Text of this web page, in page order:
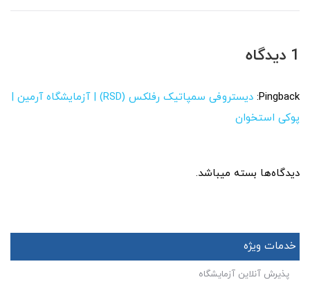
1 دیدگاه
Pingback:
دیستروفی سمپاتیک رفلکس (RSD) | آزمایشگاه آرمین |
پوکی استخوان
دیدگاه‌ها بسته میباشد.
خدمات ویژه
پذیرش آنلاین آزمایشگاه